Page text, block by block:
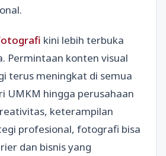
kini lebih terbuka
Permintaan konten visual
terus meningkat di semua
UMKM hingga perusahaan
keterampilan
profesional, fotografi bisa
dan bisnis yang